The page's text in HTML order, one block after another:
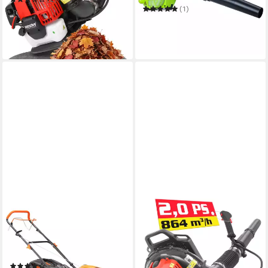
ab 149,99 €
13,70 €mtl. in 12 Raten
in 4-5 Werktagen bei dir
(1)
Benzinrasenmäher FX-
RM5196SL
50,1 cm Schnittbreite
Größe Auffangbehälter
(4)
HECHT
Benzin-Laubbläser 952
Rucksack Laubgebläse
99,00 dB Betriebsgeräusch
12000,00 g Gewicht
ab 229,00 €